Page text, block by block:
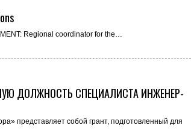
Regional coordinator for the…
ДОЛЖНОСТЬ СПЕЦИАЛИСТА ИНЖЕНЕР-
представляет собой грант, подготовленный для